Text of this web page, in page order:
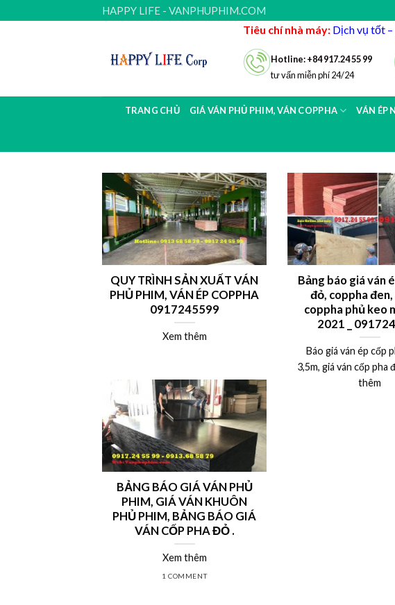
to
HAPPY LIFE - VANPHUPHIM.COM
Tiêu chí nhà máy: Dịch vụ tốt
Hotline: +84 917.24 55 99
tư vấn miễn phí 24/24
TRANG CHỦ GIÁ VÁN PHỦ PHIM, VÁN COPPHA VÁN ÉP
QUY TRÌNH SẢN XUẤT VÁN
PHỦ PHIM, VÁN ÉP COPPHA
0917245599
Xem thêm
Bảng báo giá ván
đỏ, coppha đen,
coppha phủ keo
2021 _
Báo giá ván ép cốp
3,5m, giá ván cốp pha
thêm
BẢNG BÁO GIÁ VÁN PHỦ
PHIM, GIÁ VÁN KHUÔN
PHỦ PHIM, BẢNG BÁO GIÁ
VÁN CỐP PHA ĐỎ .
Xem thêm
1 COMMENT